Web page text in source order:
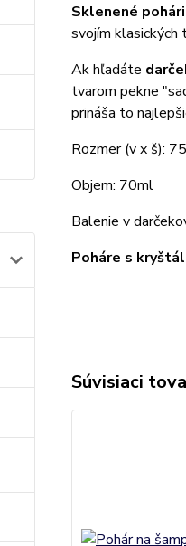
Sklenené
svojím klasických
Ak hľadáte
tvarom pekne
prináša to
Rozmer (v x š):
Objem: 70ml
Balenie v
Poháre s
Súvisiaci